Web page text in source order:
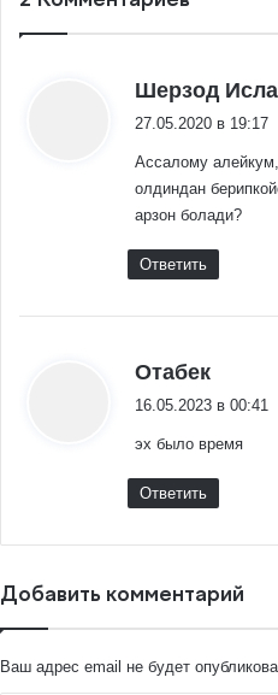
Шерзод
27.05.2020 в 19:17
Ассалому
олдиндан
арзон болади?
Ответить
Отабек
16.05.2023 в 00:41
эх было время
Ответить
Добавить комментарий
Ваш адрес email не будет